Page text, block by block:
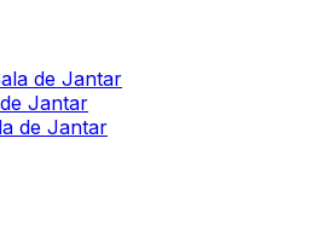
de Jantar
Jantar
de Jantar